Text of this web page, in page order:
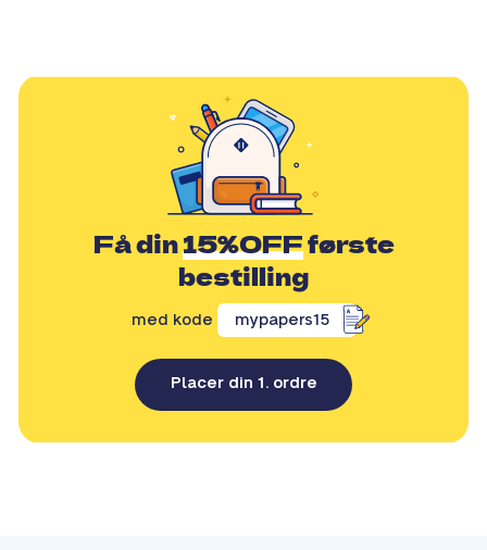
Få din15%OFFførste
bestilling
med kode mypapers15
Placer din 1. ordre